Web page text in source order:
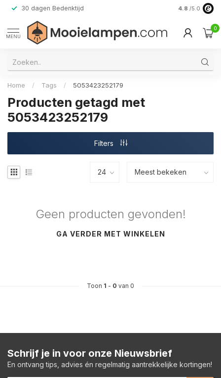
30 dagen Bedenktijd Verzending
4.8 /5.0
MENU
0
Home / Tags / 5053423252179
Producten getagd met
5053423252179
Filters
Geen producten gevonden!
GA VERDER MET WINKELEN
Toon 1 - 0 van 0
Schrijf je in voor onze Nieuwsbrief
En ontvang tips, advies én regelmatig aantrekkelijke kortingen!